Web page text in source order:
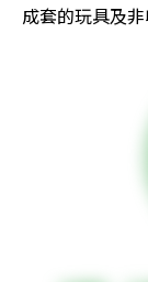
成套的玩具及